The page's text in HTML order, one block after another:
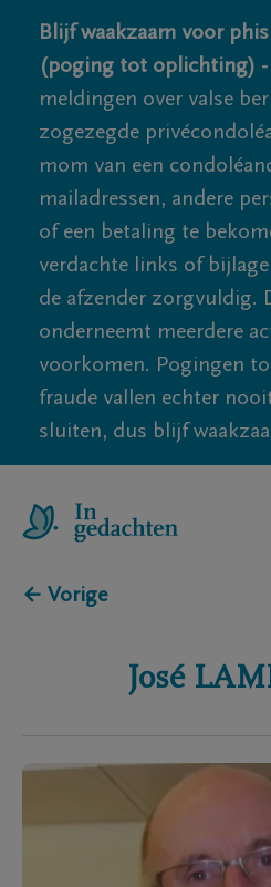
Blijf waakzaam voor
(poging tot oplichting) -
meldingen over valse
zogezegde
mom van een
mailadressen, andere
of een betaling te
verdachte links of
de afzender zorgvuldig.
onderneemt meerdere
voorkomen. Pogingen
fraude vallen echter
sluiten, dus blijf
← Vorige
José